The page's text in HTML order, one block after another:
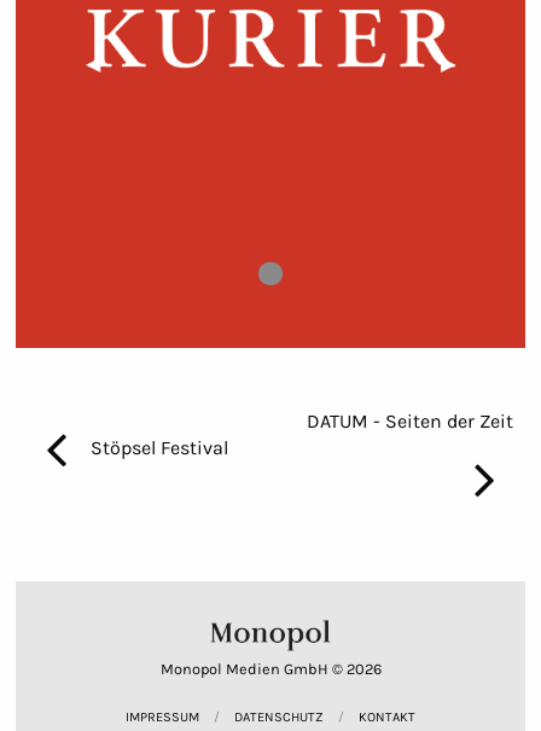
Vorheriges Bild
◀︎ Nächstes
▶︎
Bild 0
Stöpsel Festival
DATUM - Seiten der Zeit
Monopol Medien GmbH © 2026
IMPRESSUM DATENSCHUTZ KONTAKT